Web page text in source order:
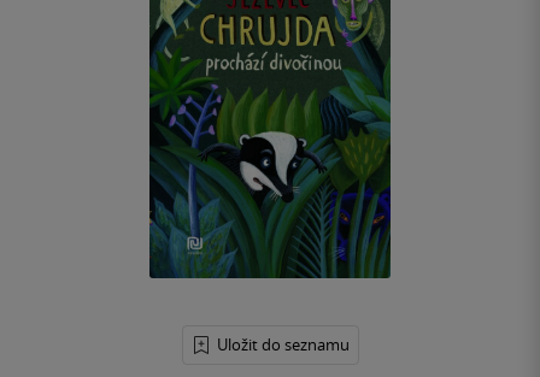
Uložit do seznamu